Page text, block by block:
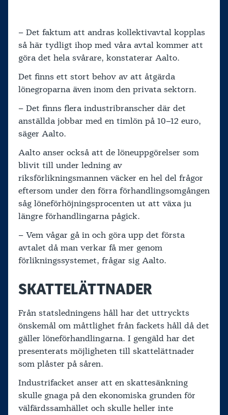
– Det faktum att andras kollektivavtal kopplas
så här tydligt ihop med våra avtal kommer att
göra det hela svårare, konstaterar Aalto.
Det finns ett stort behov av att åtgärda
lönegroparna även inom den privata sektorn.
– Det finns flera industribranscher där det
anställda jobbar med en timlön på 10–12 euro,
säger Aalto.
Aalto anser också att de löneuppgörelser som
blivit till under ledning av
riksförlikningsmannen väcker en hel del frågor
eftersom under den förra förhandlingsomgången
såg löneförhöjningsprocenten ut att växa ju
längre förhandlingarna pågick.
– Vem vågar gå in och göra upp det första
avtalet då man verkar få mer genom
förlikningssystemet, frågar sig Aalto.
SKATTELÄTTNADER
Från statsledningens håll har det uttryckts
önskemål om måttlighet från fackets håll då det
gäller löneförhandlingarna. I gengäld har det
presenterats möjligheten till skattelättnader
som plåster på såren.
Industrifacket anser att en skattesänkning
skulle gnaga på den ekonomiska grunden för
välfärdssamhället och skulle heller inte